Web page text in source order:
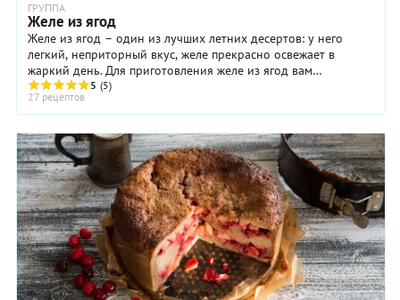
ГРУППА
Желе из ягод
Желе из ягод – один из лучших летних десертов: у него
легкий, неприторный вкус, желе прекрасно освежает в
жаркий день. Для приготовления желе из ягод вам
понадобятся желатин и ягодный сок, сироп, ...
5 (5)
27 рецептов